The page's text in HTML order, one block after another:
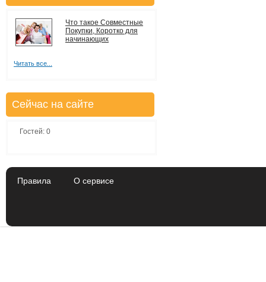
Что такое Совместные
Покупки, Коротко для
начинающих
Читать все...
Сейчас на сайте
Гостей: 0
Правила О сервисе